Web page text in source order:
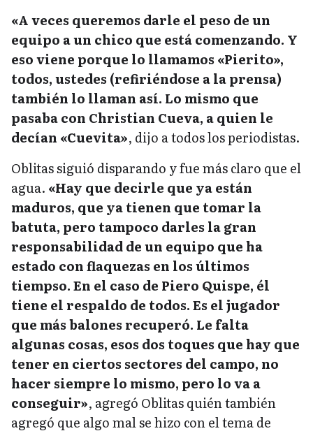
«A veces queremos darle el peso de un
equipo a un chico que está comenzando. Y
eso viene porque lo llamamos «Pierito»,
todos, ustedes (refiriéndose a la prensa)
también lo llaman así. Lo mismo que
pasaba con Christian Cueva, a quien le
decían «Cuevita», dijo a todos los periodistas.
Oblitas siguió disparando y fue más claro que el
agua. «Hay que decirle que ya están
maduros, que ya tienen que tomar la
batuta, pero tampoco darles la gran
responsabilidad de un equipo que ha
estado con flaquezas en los últimos
tiempso. En el caso de Piero Quispe, él
tiene el respaldo de todos. Es el jugador
que más balones recuperó. Le falta
algunas cosas, esos dos toques que hay que
tener en ciertos sectores del campo, no
hacer siempre lo mismo, pero lo va a
conseguir», agregó Oblitas quién también
agregó que algo mal se hizo con el tema de